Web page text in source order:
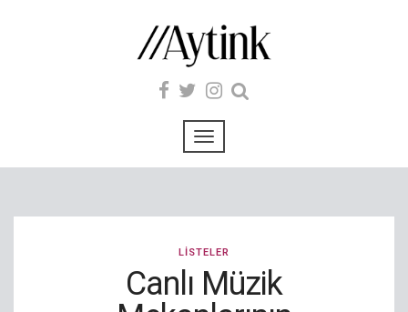
LISTELER
Canlı Müzik